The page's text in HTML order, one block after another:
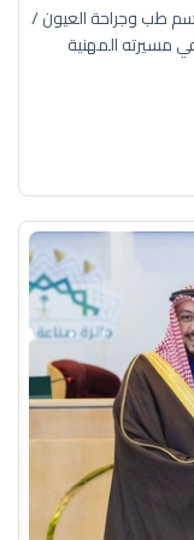
طب وجراحة العيون /
مسيرته المهنية